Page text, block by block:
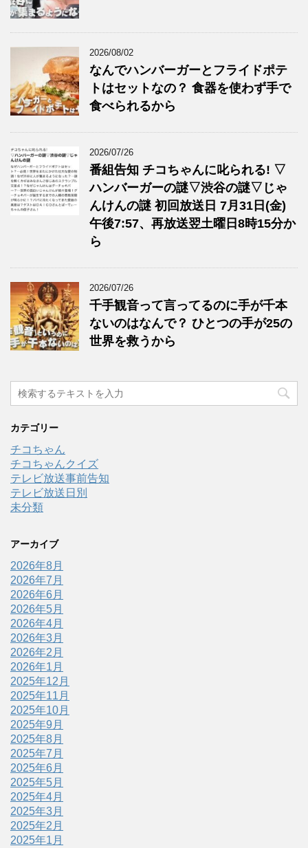
2026/08/02
なんでハンバーガーとフライドポテ
トはセットなの？ 食器を使わず手で
食べられるから
2026/07/26
番組告知 チコちゃんに叱られる! ▽
ハンバーガーの謎▽渋谷の謎▽じゃ
んけんの謎 初回放送日 7月31日(金)
午後7:57、再放送翌土曜日8時15分か
ら
2026/07/26
千手観音って言ってるのに手が千本
ないのはなんで？ ひとつの手が25の
世界を救うから
カテゴリー
チコちゃん
チコちゃんクイズ
テレビ放送事前告知
テレビ放送日別
未分類
アーカイブ
2026年8月
2026年7月
2026年6月
2026年5月
2026年4月
2026年3月
2026年2月
2026年1月
2025年12月
2025年11月
2025年10月
2025年9月
2025年8月
2025年7月
2025年6月
2025年5月
2025年4月
2025年3月
2025年2月
2025年1月